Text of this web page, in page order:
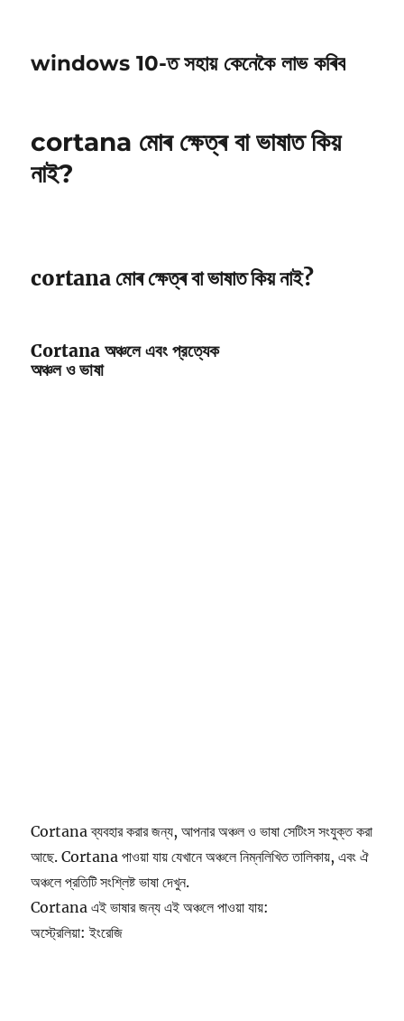
windows 10-ত সহায় কেনেকৈ লাভ কৰিব
cortana মোৰ ক্ষেত্ৰ বা ভাষাত কিয়
নাই?
cortana মোৰ ক্ষেত্ৰ বা ভাষাত কিয় নাই?
Cortana অঞ্চলে এবং প্রত্যেক
অঞ্চল ও ভাষা
Cortana ব্যবহার করার জন্য, আপনার অঞ্চল ও ভাষা সেটিংস সংযুক্ত করা
আছে. Cortana পাওয়া যায় যেখানে অঞ্চলে নিম্নলিখিত তালিকায়, এবং ঐ
অঞ্চলে প্রতিটি সংশ্লিষ্ট ভাষা দেখুন.
Cortana এই ভাষার জন্য এই অঞ্চলে পাওয়া যায়:
অস্ট্রেলিয়া: ইংরেজি